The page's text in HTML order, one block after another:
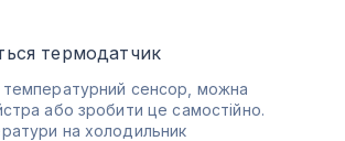
термодатчик
сенсор, можна
або зробити це самостійно.
на холодильник